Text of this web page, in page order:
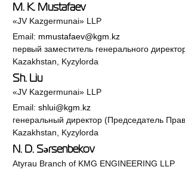
M. K. Mustafaev
«JV Kazgermunai» LLP
Email: mmustafaev@kgm.kz
первый заместитель генерального
Kazakhstan, Kyzylorda
Sh. Liu
«JV Kazgermunai» LLP
Email:shlui@kgm.kz
генеральный директор (Председатель
Kazakhstan, Kyzylorda
N. D. Sәrsenbekov
Atyrau Branch of KMG ENGINEERING LLP